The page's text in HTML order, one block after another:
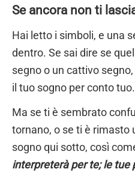
Se ancora non ti
Hai letto i simboli, e una
dentro. Se sai dire se
segno o un cattivo
il tuo sogno per conto tuo.
Ma se ti è sembrato
tornano, o se ti è rimasto
sogno qui sotto, così
interpreterà per te; le tue